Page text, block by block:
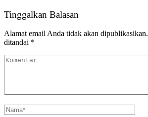
Tinggalkan Balasan
Alamat email Anda tidak akan dipublikasikan.
ditandai *